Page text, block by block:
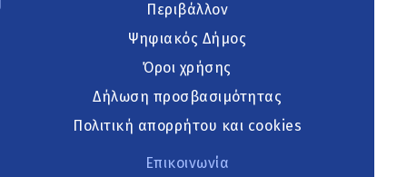
Περιβάλλον
Ψηφιακός Δήμος
Όροι χρήσης
Δήλωση προσβασιμότητας
Πολιτική απορρήτου και cookies
Επικοινωνία